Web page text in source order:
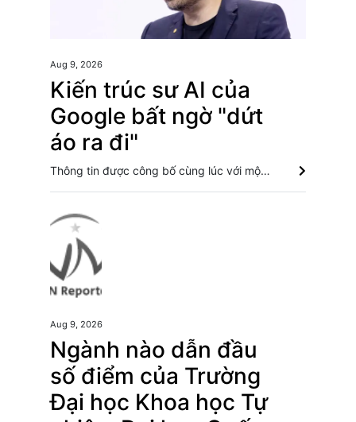
Aug 9, 2026
Kiến trúc sư AI của
Google bất ngờ "dứt
áo ra đi"
Thông tin được công bố cùng lúc với một đợt tái cơ cấu lớn trong mảng AI của Google, khi Demis Hassabis lùi khỏi vị trí điều hành trực tiếp Google DeepMind.
Aug 9, 2026
Ngành nào dẫn đầu
số điểm của Trường
Đại học Khoa học Tự